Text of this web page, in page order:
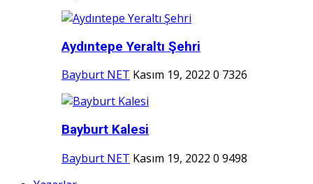
Aydıntepe Yeraltı Şehri
Bayburt NET Kasım 19, 2022 0 7326
Bayburt Kalesi
Bayburt NET Kasım 19, 2022 0 9498